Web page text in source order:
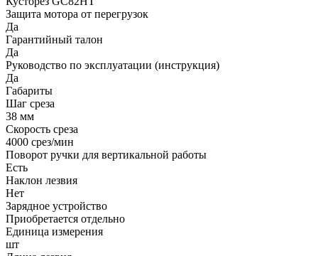
Защита мотора от перегрузок
Да
Гарантийный талон
Да
Руководство по эксплуатации (инструкция)
Да
Габариты
Шаг среза
38 мм
Скорость среза
4000 срез/мин
Поворот ручки для вертикальной работы
Есть
Наклон лезвия
Нет
Зарядное устройство
Приобретается отдельно
Единица измерения
шт